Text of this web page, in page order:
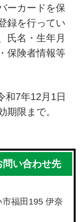
ーカードを保
録を行ってい
氏名・生年月
保険者情報等
和7年12月1日
期限まで。
問い合わせ先
福田195 伊奈